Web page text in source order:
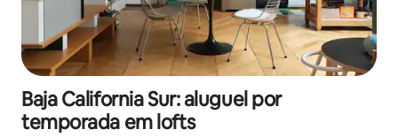
Baja California Sur: aluguel por
temporada em lofts